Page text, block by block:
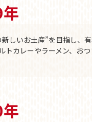
新しいお土産”を目指し、
トカレーやラーメン、お